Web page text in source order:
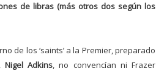
de libras (más otros dos según los
de los ‘saints’ a la Premier, preparado
Nigel Adkins, no convencían ni Frazer